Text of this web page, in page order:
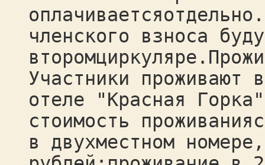
членского взноса
Участники проживают
отеле "Красная
стоимость
в двухместном